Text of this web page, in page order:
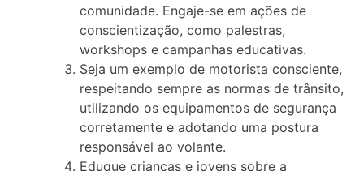
comunidade. Engaje-se em ações de
conscientização, como palestras,
workshops e campanhas educativas.
Seja um exemplo de motorista consciente,
respeitando sempre as normas de trânsito,
utilizando os equipamentos de segurança
corretamente e adotando uma postura
responsável ao volante.
Eduque crianças e jovens sobre a